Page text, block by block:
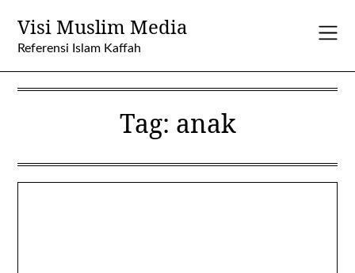
content
Visi Muslim Media
Referensi Islam Kaffah
Tag: anak